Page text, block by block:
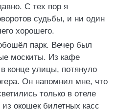
С тех пор я
судьбы, и ни один
хорошего.
парк. Вечер был
москиты. Из кафе
конце улицы, потянуло
Он напомнил мне, что
только в отеле
окошек билетных касс